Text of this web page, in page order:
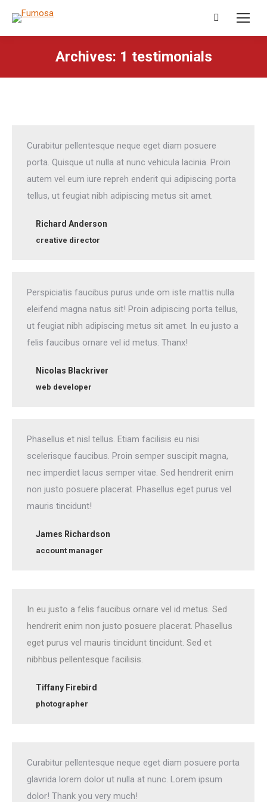
Search:
Archives: 1 testimonials
Curabitur pellentesque neque eget diam posuere
porta. Quisque ut nulla at nunc vehicula lacinia. Proin
autem vel eum iure repreh enderit qui adipiscing porta
tellus, ut feugiat nibh adipiscing metus sit amet.
Richard Anderson
creative director
Perspiciatis faucibus purus unde om iste mattis nulla
eleifend magna natus sit! Proin adipiscing porta tellus,
ut feugiat nibh adipiscing metus sit amet. In eu justo a
felis faucibus ornare vel id metus. Thanx!
Nicolas Blackriver
web developer
Phasellus et nisl tellus. Etiam facilisis eu nisi
scelerisque faucibus. Proin semper suscipit magna,
nec imperdiet lacus semper vitae. Sed hendrerit enim
non justo posuere placerat. Phasellus eget purus vel
mauris tincidunt!
James Richardson
account manager
In eu justo a felis faucibus ornare vel id metus. Sed
hendrerit enim non justo posuere placerat. Phasellus
eget purus vel mauris tincidunt tincidunt. Sed et
nibhbus pellentesque facilisis.
Tiffany Firebird
photographer
Curabitur pellentesque neque eget diam posuere porta
glavrida lorem dolor ut nulla at nunc. Lorem ipsum
dolor! Thank you very much!